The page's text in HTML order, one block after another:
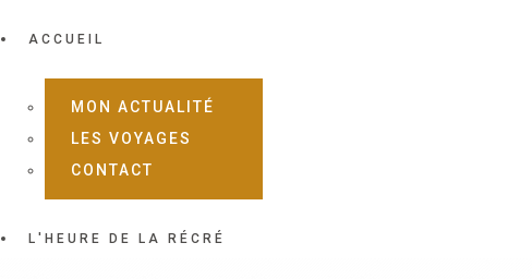
ACCUEIL
MON ACTUALITÉ
LES VOYAGES
CONTACT
L'HEURE DE LA RÉCRÉ